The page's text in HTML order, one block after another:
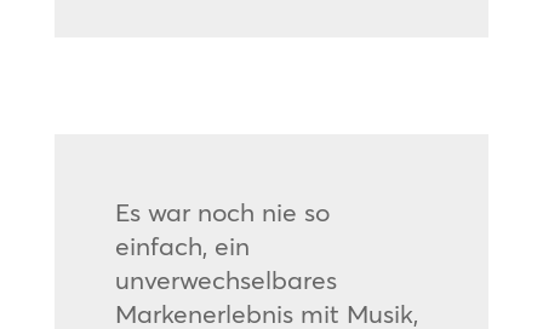
Es war noch nie so
einfach, ein
unverwechselbares
Markenerlebnis mit Musik,